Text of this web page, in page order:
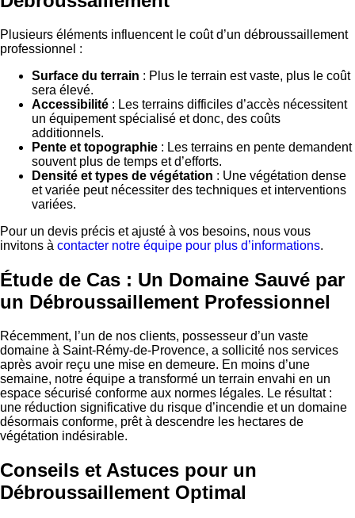
Plusieurs éléments influencent le coût d’un débroussaillement
professionnel :
Surface du terrain : Plus le terrain est vaste, plus le coût
sera élevé.
Accessibilité : Les terrains difficiles d’accès nécessitent
un équipement spécialisé et donc, des coûts
additionnels.
Pente et topographie : Les terrains en pente demandent
souvent plus de temps et d’efforts.
Densité et types de végétation : Une végétation dense
et variée peut nécessiter des techniques et interventions
variées.
Pour un devis précis et ajusté à vos besoins, nous vous
invitons à contacter notre équipe pour plus d’informations.
Étude de Cas : Un Domaine Sauvé par
un Débroussaillement Professionnel
Récemment, l’un de nos clients, possesseur d’un vaste
domaine à Saint-Rémy-de-Provence, a sollicité nos services
après avoir reçu une mise en demeure. En moins d’une
semaine, notre équipe a transformé un terrain envahi en un
espace sécurisé conforme aux normes légales. Le résultat :
une réduction significative du risque d’incendie et un domaine
désormais conforme, prêt à descendre les hectares de
végétation indésirable.
Conseils et Astuces pour un
Débroussaillement Optimal